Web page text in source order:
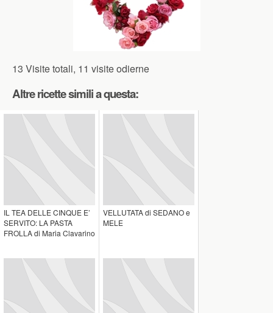
13 Visite totali, 11 visite odierne
Altre ricette simili a questa:
IL TEA DELLE CINQUE E’
SERVITO: LA PASTA
FROLLA di Maria Clavarino
VELLUTATA di SEDANO e
MELE